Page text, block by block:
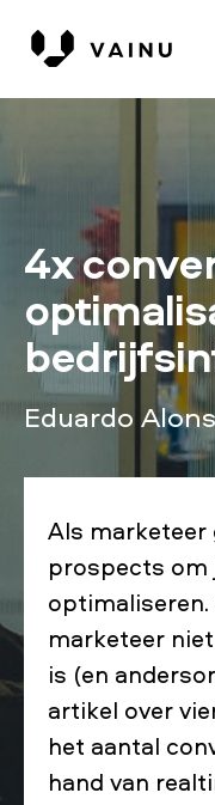
4x
Eduardo
Als marketeer
prospects om
marketeer
is (en
artikel over
het aantal
hand van